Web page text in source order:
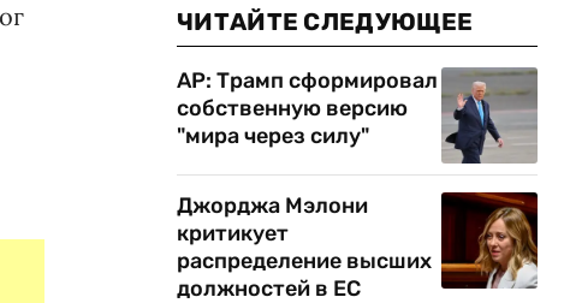
ЧИТАЙТЕ СЛЕДУЮЩЕЕ
AP: Трамп сформировал
собственную версию
"мира через силу"
Джорджа Мэлони
критикует
распределение высших
должностей в ЕС